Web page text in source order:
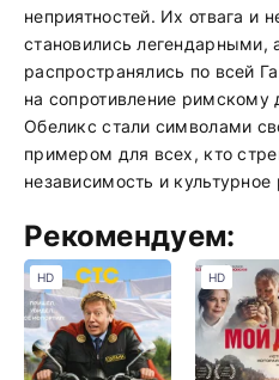
неприятностей. Их отвага и
становились легендарными,
распространялись по всей
на сопротивление римскому
Обеликс стали символами
примером для всех, кто
независимость и культурное
Рекомендуем:
HD HD